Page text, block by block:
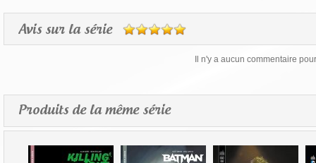
Avis sur la série
Il n'y a aucun commentaire
Produits de la même série